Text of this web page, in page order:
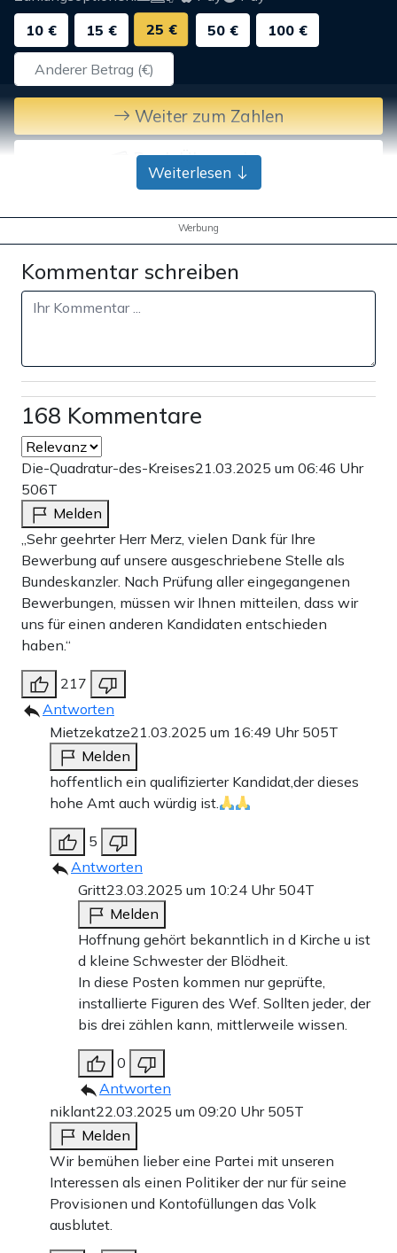
10 €
15 € 25 € 50 € 100 €
Weiter zum Zahlen
Bank-Überweisung
Weiterlesen
Werbung
Kommentar schreiben
168 Kommentare
Die-Quadratur-des-Kreises21.03.2025 um 06:46 Uhr
506T
Melden
„Sehr geehrter Herr Merz, vielen Dank für Ihre
Bewerbung auf unsere ausgeschriebene Stelle als
Bundeskanzler. Nach Prüfung aller eingegangenen
Bewerbungen, müssen wir Ihnen mitteilen, dass wir
uns für einen anderen Kandidaten entschieden
haben.“
217
Antworten
Mietzekatze21.03.2025 um 16:49 Uhr 505T
Melden
hoffentlich ein qualifizierter Kandidat,der dieses
hohe Amt auch würdig ist.
5
Antworten
Gritt23.03.2025 um 10:24 Uhr 504T
Melden
Hoffnung gehört bekanntlich in d Kirche u ist
d kleine Schwester der Blödheit.
In diese Posten kommen nur geprüfte,
installierte Figuren des Wef. Sollten jeder, der
bis drei zählen kann, mittlerweile wissen.
0
Antworten
niklant22.03.2025 um 09:20 Uhr 505T
Melden
Wir bemühen lieber eine Partei mit unseren
Interessen als einen Politiker der nur für seine
Provisionen und Kontofüllungen das Volk
ausblutet.